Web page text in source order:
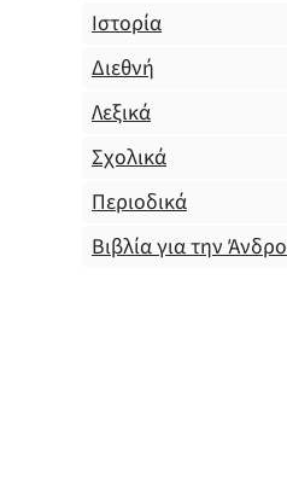
Ιστορία
Διεθνή
Λεξικά
Σχολικά
Περιοδικά
Βιβλία για την Άνδρο